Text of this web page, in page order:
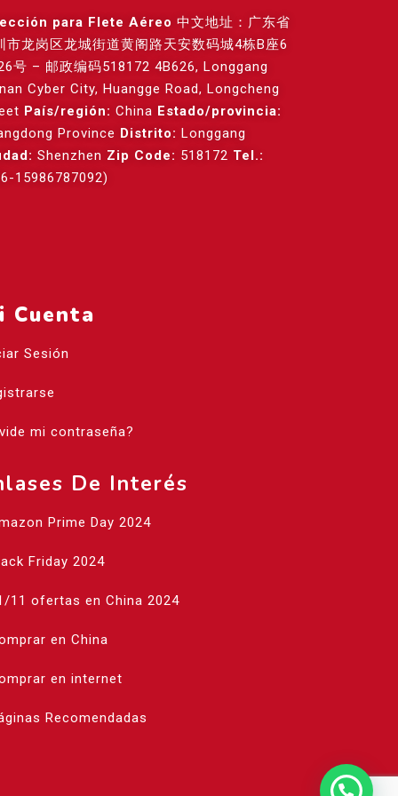
para Flete Aéreo 中文地址：广东省
市龙岗区龙城街道黄阁路天安数码城4栋B座6
号 – 邮政编码518172 4B626, Longgang
Cyber City, Huangge Road, Longcheng
País/región: China Estado/provincia:
Province Distrito: Longgang
Shenzhen Zip Code: 518172 Tel.:
15986787092)
Cuenta
Sesión
mi contraseña?
De Interés
Prime Day 2024
Friday 2024
11 ofertas en China 2024
en China
en internet
Recomendadas